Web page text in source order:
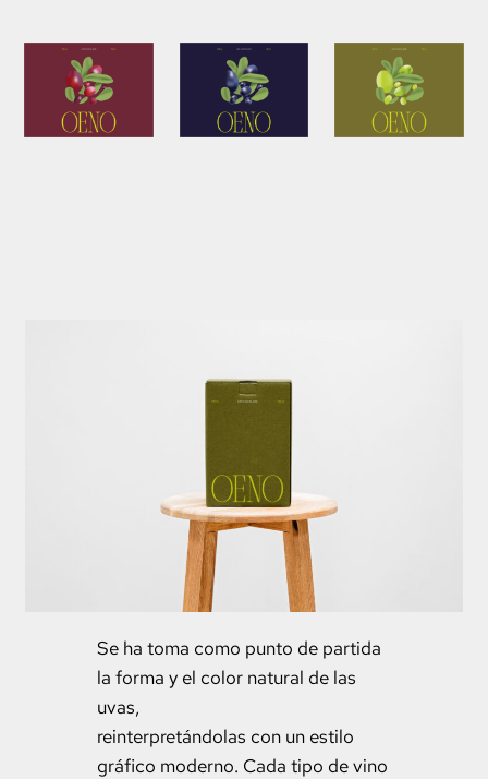
Se ha toma como punto de partida
la forma y el color natural de las
uvas,
reinterpretándolas con un estilo
gráfico moderno. Cada tipo de vino